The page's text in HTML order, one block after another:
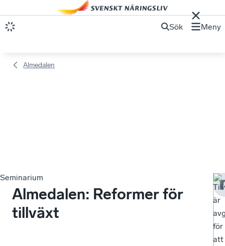
Sök Meny
Almedalen
Seminarium
Almedalen: Reformer för
tillväxt
är
för
att